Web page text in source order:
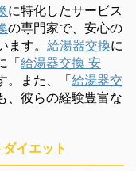
に特化したサービス
の専門家で、安心の
す。 給湯器交換に
「給湯器交換 安
。また、「給湯器交
、彼らの経験豊富な
イエット